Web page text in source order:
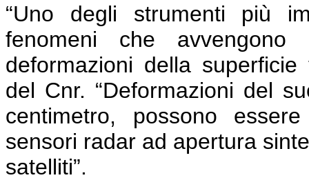
“Uno degli strumenti più
fenomeni che
deformazioni della
del Cnr. “Deformazioni del
centimetro, possono
sensori radar ad apertura
satelliti”.